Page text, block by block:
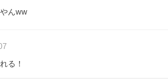
んww
る！